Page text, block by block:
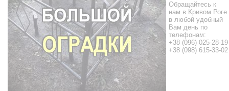
Обращайтесь к
нам в Кривом Роге
в любой удобный
Вам день по
телефонам:
+38 (096) 025-28-19
+38 (098) 615-33-02